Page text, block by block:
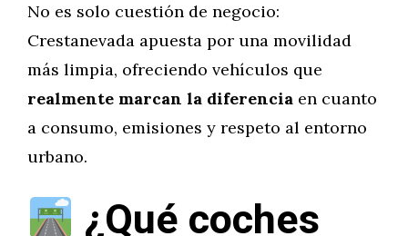
No es solo cuestión de negocio:
Crestanevada apuesta por una movilidad
más limpia, ofreciendo vehículos que
realmente marcan la diferencia en cuanto
a consumo, emisiones y respeto al entorno
urbano.
¿Qué coches